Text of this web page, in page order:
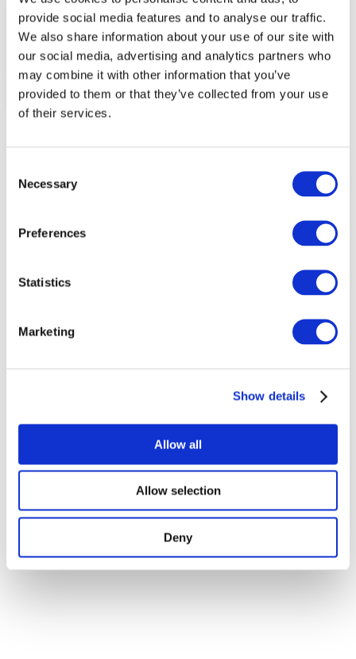
provide social media features and to analyse our traffic.
We also share information about your use of our site with
our social media, advertising and analytics partners who
may combine it with other information that you’ve
provided to them or that they’ve collected from your use
of their services.
Selection
Necessary
Preferences
Statistics
Marketing
Show details
Allow all
Allow selection
Deny
Muzyka pop